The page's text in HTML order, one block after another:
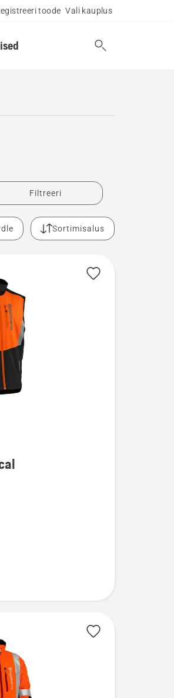
toode Vali kauplus
Filtreeri
Sortimisalus